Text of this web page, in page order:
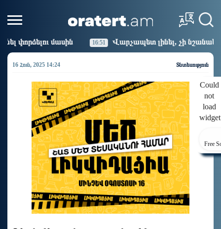
16:51 Վարչապետ լինել, չի նշանակում ինչ ուզել անել
16 Հուն, 2025 14:24 Տնտեսություն
Could
not
load
Free